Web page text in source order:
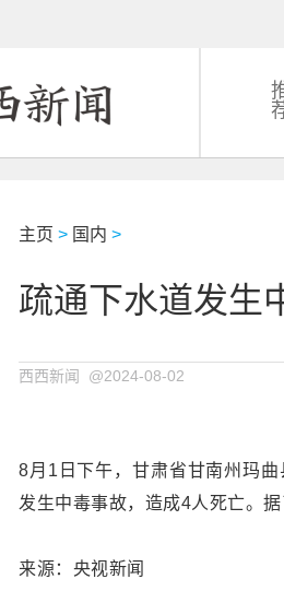
主页 > 国内 >
疏通下水道发生
西西新闻 @2024-08-02
8月1日下午，甘肃省甘南州玛
发生中毒事故，造成4人死亡。
来源：央视新闻